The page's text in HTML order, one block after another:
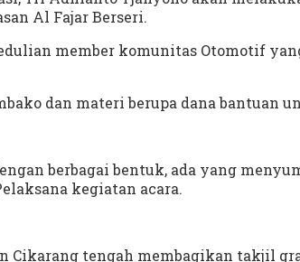
Al Fajar Berseri.
member komunitas Otomotif
dan materi berupa dana bantuan
berbagai bentuk, ada yang
kegiatan acara.
Cikarang tengah membagikan takjil